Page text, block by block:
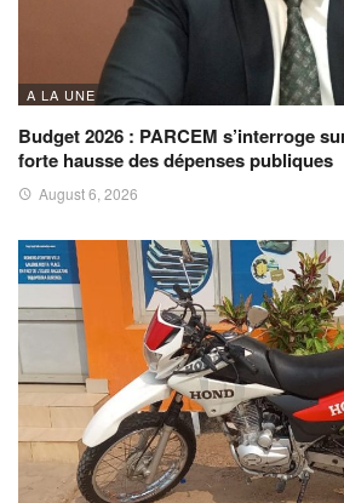
A LA UNE
Budget 2026 : PARCEM s’interroge
forte hausse des dépenses publiques
August 6, 2026